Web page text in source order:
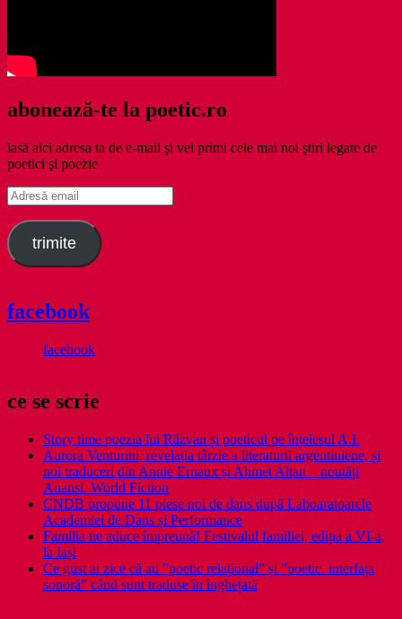
abonează-te la poetic.ro
lasă aici adresa ta de e-mail şi vei primi cele mai noi ştiri legate de
poetici şi poezie
Adresă
email
trimite
facebook
facebook
ce se scrie
Story time poezia lui Răzvan și poeticul pe înțelesul A.I.
Aurora Venturini, revelația târzie a literaturii argentiniene, și
noi traduceri din Annie Ernaux și Ahmet Altan – noutăți
Anansi. World Fiction
CNDB propune 11 piese noi de dans după Laboaratoarele
Academiei de Dans și Performance
Familia ne aduce împreună! Festivalul familiei, ediția a VI-a,
la Iași
Ce gust ai zice că au ”poetic relațional” și ”poetic. interfața
sonoră” când sunt traduse în înghețată